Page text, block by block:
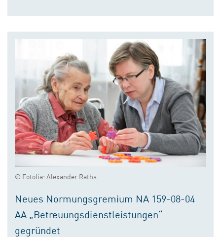
© Fotolia: Alexander Raths
Neues Normungsgremium NA 159-08-04
AA „Betreuungsdienstleistungen“
gegründet